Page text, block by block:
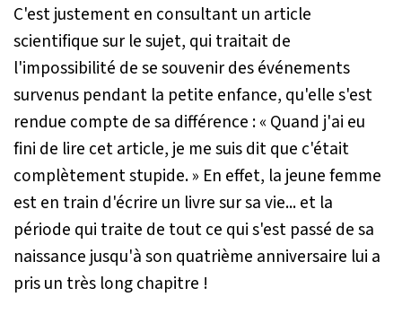
C'est justement en consultant un article
scientifique sur le sujet, qui traitait de
l'impossibilité de se souvenir des événements
survenus pendant la petite enfance, qu'elle s'est
rendue compte de sa différence :« Quand j'ai eu
fini de lire cet article, je me suis dit que c'était
complètement stupide. » En effet, la jeune femme
est en train d'écrire un livre sur sa vie... et la
période qui traite de tout ce qui s'est passé de sa
naissance jusqu'à son quatrième anniversaire lui a
pris un très long chapitre !